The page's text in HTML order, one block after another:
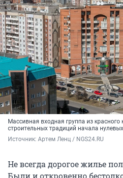
Массивная входная группа из
строительных традиций начала нулевых
Источник: Артем Ленц / NGS24.RU
Не всегда дорогое жилье
Были и откровенно